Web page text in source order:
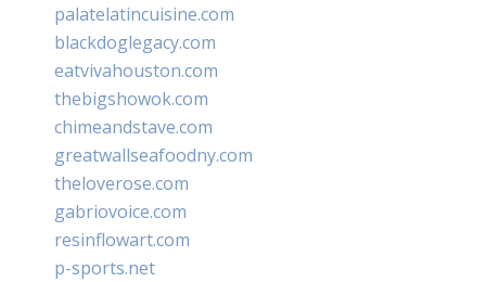
palatelatincuisine.com
blackdoglegacy.com
eatvivahouston.com
thebigshowok.com
chimeandstave.com
greatwallseafoodny.com
theloverose.com
gabriovoice.com
resinflowart.com
p-sports.net